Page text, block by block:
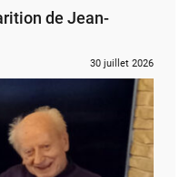
de Jean-
30 juillet 2026